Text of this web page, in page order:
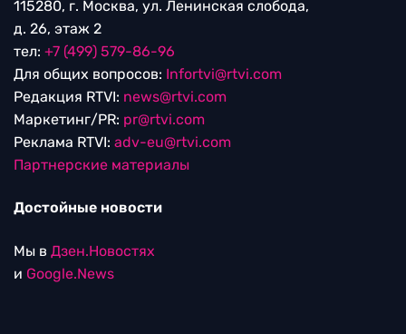
115280, г. Москва, ул. Ленинская слобода,
д. 26, этаж 2
тел: +7 (499) 579-86-96
Для общих вопросов: Infortvi@rtvi.com
Редакция RTVI: news@rtvi.com
Маркетинг/PR: pr@rtvi.com
Реклама RTVI: adv-eu@rtvi.com
Партнерские материалы
Достойные новости
Мы в Дзен.Новостях
и Google.News